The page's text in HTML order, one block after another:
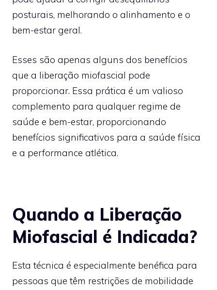
posturais, melhorando o alinhamento e o
bem-estar geral.
Esses são apenas alguns dos benefícios
que a liberação miofascial pode
proporcionar. Essa prática é um valioso
complemento para qualquer regime de
saúde e bem-estar, proporcionando
benefícios significativos para a saúde física
e a performance atlética.
Quando a Liberação
Miofascial é Indicada?
Esta técnica é especialmente benéfica para
pessoas que têm restrições de mobilidade